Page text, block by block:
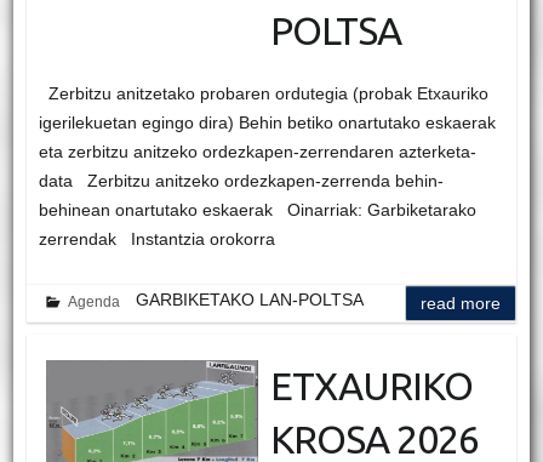
POLTSA
Zerbitzu anitzetako probaren ordutegia (probak Etxauriko
igerilekuetan egingo dira) Behin betiko onartutako eskaerak
eta zerbitzu anitzeko ordezkapen-zerrendaren azterketa-
data Zerbitzu anitzeko ordezkapen-zerrenda behin-
behinean onartutako eskaerak Oinarriak: Garbiketarako
zerrendak Instantzia orokorra
Agenda GARBIKETAKO LAN-POLTSA read more
ETXAURIKO
KROSA 2026